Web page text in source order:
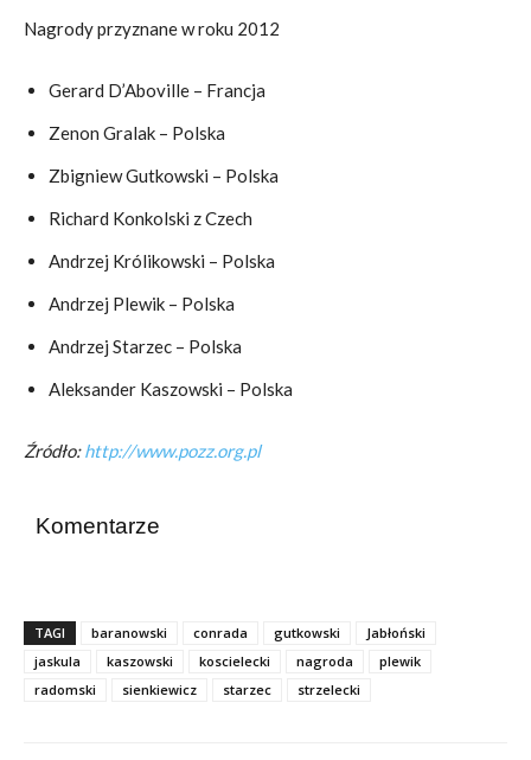
Nagrody przyznane w roku 2012
Gerard D’Aboville – Francja
Zenon Gralak – Polska
Zbigniew Gutkowski – Polska
Richard Konkolski z Czech
Andrzej Królikowski – Polska
Andrzej Plewik – Polska
Andrzej Starzec – Polska
Aleksander Kaszowski – Polska
Źródło:http://www.pozz.org.pl
Komentarze
TAGI baranowski conrada gutkowski
Jabłoński
jaskula
kaszowski koscielecki nagroda
plewik
radomski
sienkiewicz starzec strzelecki